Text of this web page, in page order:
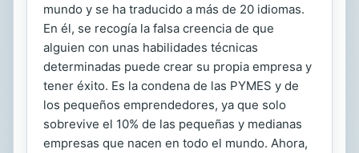
mundo y se ha traducido a más de 20 idiomas.
En él, se recogía la falsa creencia de que
alguien con unas habilidades técnicas
determinadas puede crear su propia empresa y
tener éxito. Es la condena de las PYMES y de
los pequeños emprendedores, ya que solo
sobrevive el 10% de las pequeñas y medianas
empresas que nacen en todo el mundo. Ahora,